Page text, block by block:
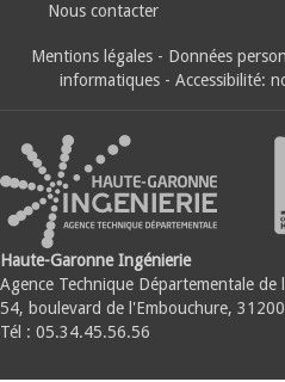
Nous contacter
Mentions légales - Données
informatiques - Accessibilité:
Haute-Garonne Ingénierie
Agence Technique Départementale de
54, boulevard de l'Embouchure,
Tél : 05.34.45.56.56